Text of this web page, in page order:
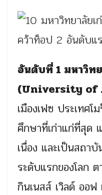
อันดับที่ 1 มหาวิท
(University of
เมืองเฟซ ประเทศ
ศึกษาที่เก่าแก่ที่สุด
เนื่อง และเป็นสถา
ระดับแรกของโลก
กินเนสส์ เวิลด์ ออ